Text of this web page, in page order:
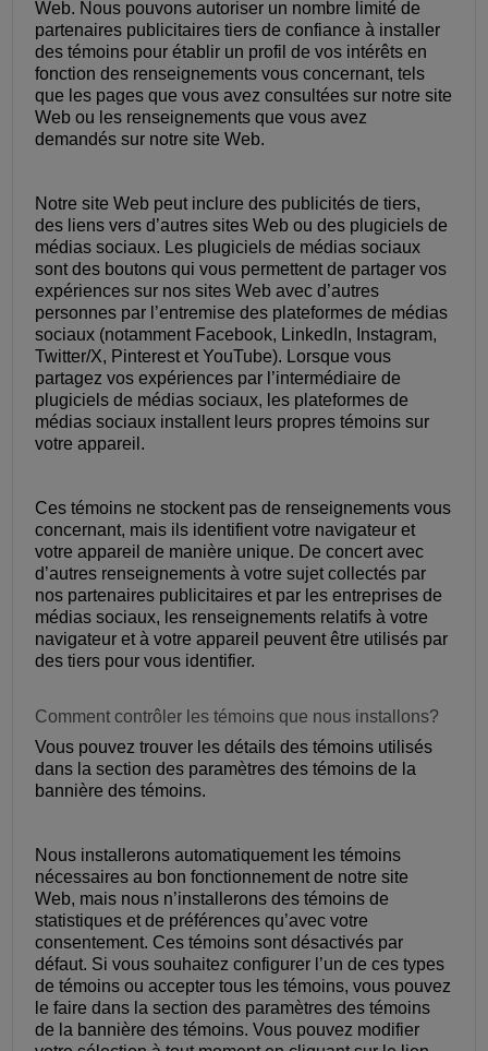
Web. Nous pouvons autoriser un nombre limité de
partenaires publicitaires tiers de confiance à installer
des témoins pour établir un profil de vos intérêts en
fonction des renseignements vous concernant, tels
que les pages que vous avez consultées sur notre site
Web ou les renseignements que vous avez
demandés sur notre site Web.
Notre site Web peut inclure des publicités de tiers,
des liens vers d’autres sites Web ou des plugiciels de
médias sociaux. Les plugiciels de médias sociaux
sont des boutons qui vous permettent de partager vos
expériences sur nos sites Web avec d’autres
personnes par l’entremise des plateformes de médias
sociaux (notamment Facebook, LinkedIn, Instagram,
Twitter/X, Pinterest et YouTube). Lorsque vous
partagez vos expériences par l’intermédiaire de
plugiciels de médias sociaux, les plateformes de
médias sociaux installent leurs propres témoins sur
votre appareil.
Ces témoins ne stockent pas de renseignements vous
concernant, mais ils identifient votre navigateur et
votre appareil de manière unique. De concert avec
d’autres renseignements à votre sujet collectés par
nos partenaires publicitaires et par les entreprises de
médias sociaux, les renseignements relatifs à votre
navigateur et à votre appareil peuvent être utilisés par
des tiers pour vous identifier.
Comment contrôler les témoins que nous installons?
Vous pouvez trouver les détails des témoins utilisés
dans la section des paramètres des témoins de la
bannière des témoins.
Nous installerons automatiquement les témoins
nécessaires au bon fonctionnement de notre site
Web, mais nous n’installerons des témoins de
statistiques et de préférences qu’avec votre
consentement. Ces témoins sont désactivés par
défaut. Si vous souhaitez configurer l’un de ces types
de témoins ou accepter tous les témoins, vous pouvez
le faire dans la section des paramètres des témoins
de la bannière des témoins. Vous pouvez modifier